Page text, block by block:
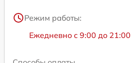
Режим работы:
Ежедневно с 9:00 до 21:00